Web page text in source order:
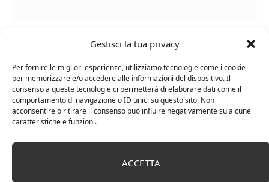
Gestisci la tua privacy
Per fornire le migliori esperienze, utilizziamo tecnologie come i cookie
per memorizzare e/o accedere alle informazioni del dispositivo. Il
consenso a queste tecnologie ci permetterà di elaborare dati come il
comportamento di navigazione o ID unici su questo sito. Non
acconsentire o ritirare il consenso può influire negativamente su alcune
caratteristiche e funzioni.
ACCETTA
Le Casematte – Faro (box 6 x 0,75l) Mr. Vino Rosso
PUBBLICITÀ
Ti occupi della produzione e vendita di vini, spumanti,